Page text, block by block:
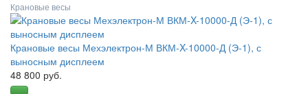
Крановые весы
Крановые весы Мехэлектрон-М ВКМ-X-10000-Д (Э-1), с
выносным дисплеем
48 800 руб.